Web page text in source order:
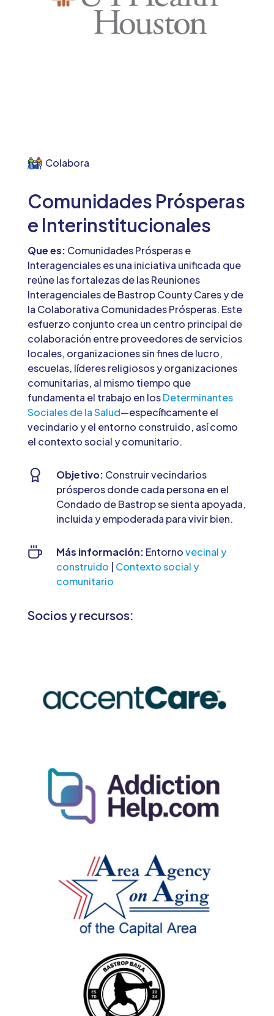
Colabora
Comunidades Prósperas
e Interinstitucionales
Que es: Comunidades Prósperas e
Interagenciales es una iniciativa unificada que
reúne las fortalezas de las Reuniones
Interagenciales de Bastrop County Cares y de
la Colaborativa Comunidades Prósperas. Este
esfuerzo conjunto crea un centro principal de
colaboración entre proveedores de servicios
locales, organizaciones sin fines de lucro,
escuelas, líderes religiosos y organizaciones
comunitarias, al mismo tiempo que
fundamenta el trabajo en losDeterminantes
Sociales de la Salud—específicamente el
vecindario y el entorno construido, así como
el contexto social y comunitario.
Objetivo: Construir vecindarios
prósperos donde cada persona en el
Condado de Bastrop se sienta apoyada,
incluida y empoderada para vivir bien.
Más información: Entornovecinal y
construido
Contexto social y
comunitario
Socios y recursos: